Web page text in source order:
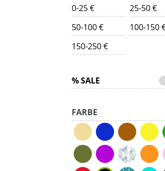
0-25 €
25-50 €
50-100 €
100-150
150-250 €
% SALE
FARBE